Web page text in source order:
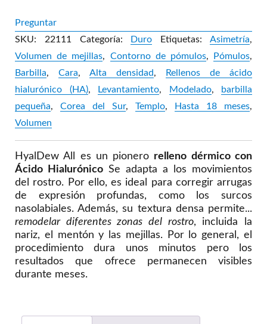
HyalDew All es un pionero relleno dérmico con
Ácido Hialurónico Se adapta a los movimientos
del rostro. Por ello, es ideal para corregir arrugas
de expresión profundas, como los surcos
nasolabiales. Además, su textura densa permite...
remodelar diferentes zonas del rostro, incluida la
nariz, el mentón y las mejillas. Por lo general, el
procedimiento dura unos minutos pero los
resultados que ofrece permanecen visibles
durante meses.
Preguntar
SKU: 22111 Categoría: Duro Etiquetas:Asimetría,
Volumen de mejillas, Contorno de pómulos, Pómulos,
Barbilla, Cara, Alta densidad,
Rellenos de ácido
hialurónico (HA), Levantamiento, Modelado,
barbilla
pequeña, Corea del Sur, Templo, Hasta 18 meses,
Volumen